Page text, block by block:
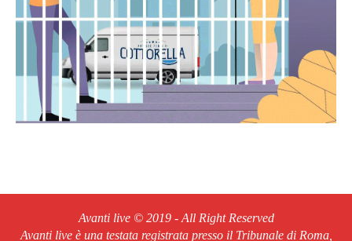
Avanti live © 2019 - All Right Reserved
Avanti live è una testata registrata presso il Tribunale di Roma,